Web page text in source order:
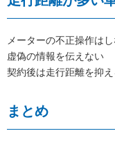
メーターの不正操作は
虚偽の情報を伝えない
契約後は走行距離を抑
まとめ